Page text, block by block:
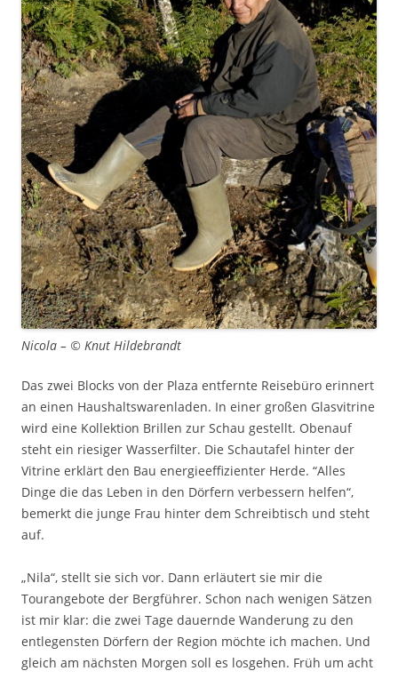
Nicola – © Knut Hildebrandt
Das zwei Blocks von der Plaza entfernte Reisebüro erinnert
an einen Haushaltswarenladen. In einer großen Glasvitrine
wird eine Kollektion Brillen zur Schau gestellt. Obenauf
steht ein riesiger Wasserfilter. Die Schautafel hinter der
Vitrine erklärt den Bau energieeffizienter Herde. “Alles
Dinge die das Leben in den Dörfern verbessern helfen“,
bemerkt die junge Frau hinter dem Schreibtisch und steht
auf.
„Nila“, stellt sie sich vor. Dann erläutert sie mir die
Tourangebote der Bergführer. Schon nach wenigen Sätzen
ist mir klar: die zwei Tage dauernde Wanderung zu den
entlegensten Dörfern der Region möchte ich machen. Und
gleich am nächsten Morgen soll es losgehen. Früh um acht